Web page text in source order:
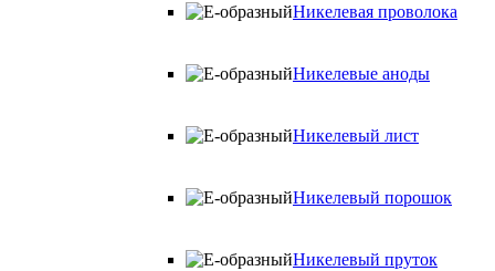
Никелевая проволока
Никелевые аноды
Никелевый лист
Никелевый порошок
Никелевый пруток